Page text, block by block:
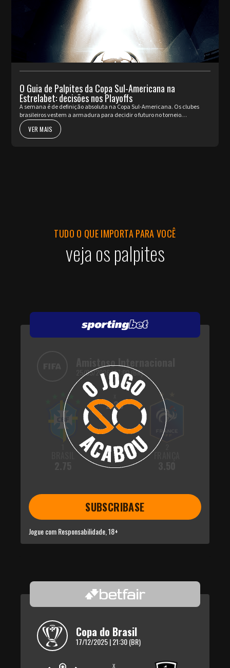
O Guia de Palpites da Copa Sul-Americana na
Estrelabet: decisões nos Playoffs
A semana é de definição absoluta na Copa Sul-Americana. Os clubes
brasileiros vestem a armadura para decidir o futuro no torneio
internacional diante da sua torcida, valendo a cobiçada vaga nas oi...
VER MAIS
TUDO O QUE IMPORTA PARA VOCÊ
veja os palpites
Amistoso Internacional
25/03/2026 | 17:00 (BR)
2.30
SUBSCRIBASE
Jogue com Responsabilidade, 18+
Copa do Brasil
17/12/2025 | 21:30 (BR)
x